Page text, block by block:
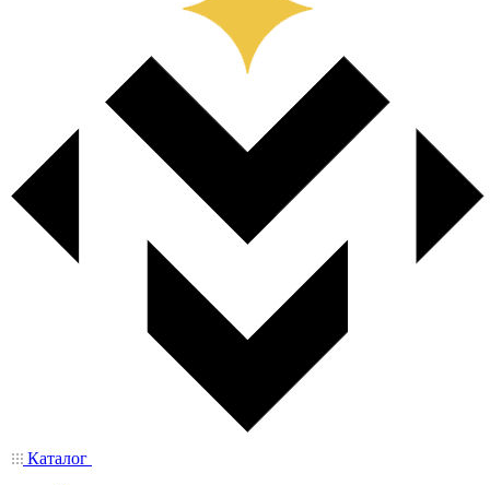
Каталог